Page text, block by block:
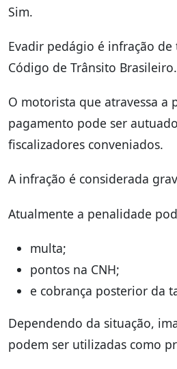
Sim.
Evadir pedágio é infração
Código de Trânsito Brasileiro.
O motorista que atravessa a
pagamento pode ser
fiscalizadores conveniados.
A infração é considerada
Atualmente a penalidade
multa;
pontos na CNH;
e cobrança posterior da
Dependendo da situação,
podem ser utilizadas como